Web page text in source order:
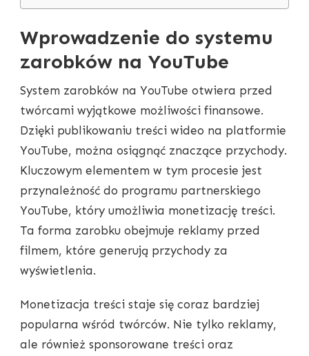
Wprowadzenie do systemu
zarobków na YouTube
System zarobków na YouTube otwiera przed
twórcami wyjątkowe możliwości finansowe.
Dzięki publikowaniu treści wideo na platformie
YouTube, można osiągnąć znaczące przychody.
Kluczowym elementem w tym procesie jest
przynależność do programu partnerskiego
YouTube, który umożliwia monetizację treści.
Ta forma zarobku obejmuje reklamy przed
filmem, które generują przychody za
wyświetlenia.
Monetizacja treści staje się coraz bardziej
popularna wśród twórców. Nie tylko reklamy,
ale również sponsorowane treści oraz